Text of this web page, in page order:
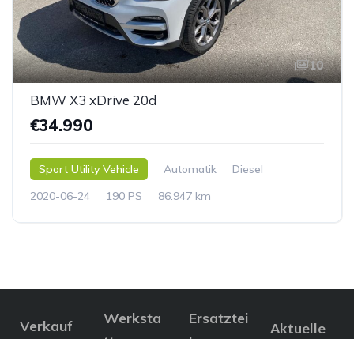
10
BMW X3 xDrive 20d
€34.990
Sport Utility Vehicle Automatik
Diesel
2020-06-24
190 PS 86.947 km
Verkauf
Werksta
Ersatztei
Aktuelle